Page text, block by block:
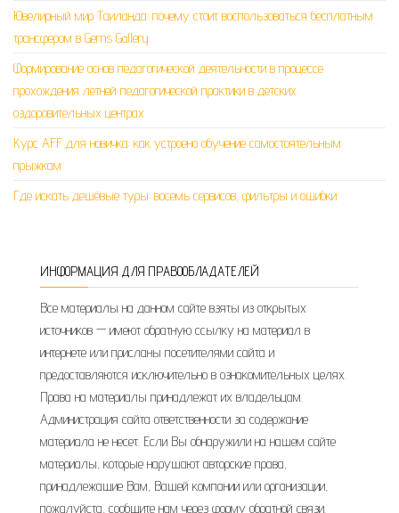
Ювелирный мир Таиланда: почему стоит воспользоваться бесплатным
трансфером в Gems Gallery
Формирование основ педагогической деятельности в процессе
прохождения летней педагогической практики в детских
оздоровительных центрах
Курс AFF для новичка: как устроено обучение самостоятельным
прыжкам
Где искать дешёвые туры: восемь сервисов, фильтры и ошибки
ИНФОРМАЦИЯ ДЛЯ ПРАВООБЛАДАТЕЛЕЙ
Все материалы на данном сайте взяты из открытых
источников — имеют обратную ссылку на материал в
интернете или присланы посетителями сайта и
предоставляются исключительно в ознакомительных целях.
Права на материалы принадлежат их владельцам.
Администрация сайта ответственности за содержание
материала не несет. Если Вы обнаружили на нашем сайте
материалы, которые нарушают авторские права,
принадлежащие Вам, Вашей компании или организации,
пожалуйста, сообщите нам через форму обратной связи.